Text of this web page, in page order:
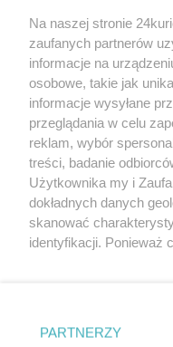
Zapamiętać?
Zaloguj
Zapomniałem hasła
Copyright ©
Na naszej stronie
zaufanych partnerów
informacje na
osobowe, takie jak
informacje wysyłane
przeglądania w celu
reklam, wybór
treści, badanie
Użytkownika my i
dokładnych danych
skanować
identyfikacji. Ponieważ
prywatności
. Niektóre rodzaje
PARTNERZY